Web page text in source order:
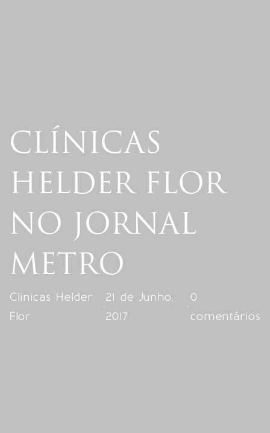
CLÍNICAS
HELDER FLOR
NO JORNAL
METRO
Clinicas Helder
Flor
·
21 de Junho,
2017
·
0
comentários